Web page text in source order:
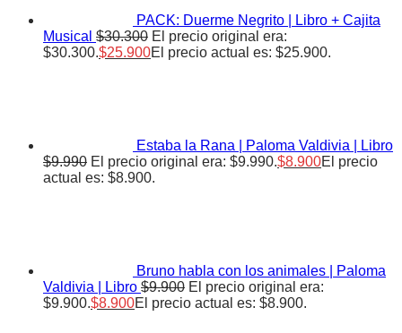
PACK: Duerme Negrito | Libro + Cajita
Musical $30.300 El precio original era:
$30.300.$25.900El precio actual es: $25.900.
Estaba la Rana | Paloma Valdivia | Libro
$9.990 El precio original era: $9.990.$8.900El precio
actual es: $8.900.
Bruno habla con los animales | Paloma
Valdivia | Libro $9.900 El precio original era:
$9.900.$8.900El precio actual es: $8.900.